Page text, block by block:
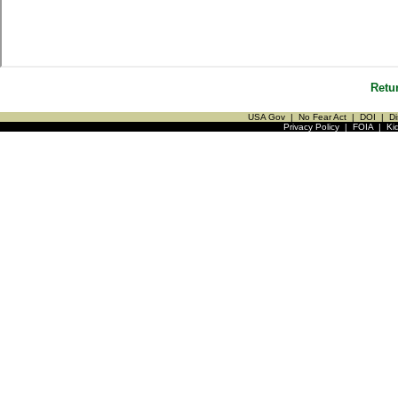
USA Gov | No Fear Act | DOI |
Privacy Policy| FOIA|